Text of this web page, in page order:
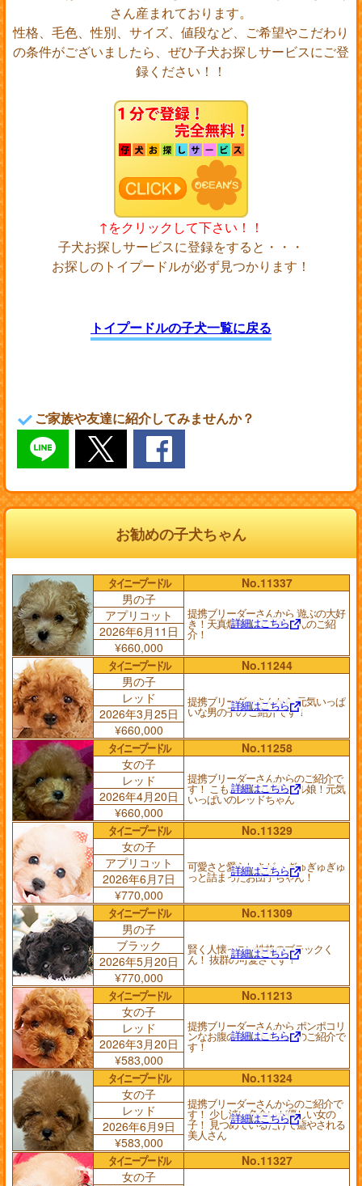
さん産まれております。
性格、毛色、性別、サイズ、値段など、ご希望やこだわり
の条件がございましたら、ぜひ子犬お探しサービスにご登
録ください！！
↑をクリックして下さい！！
子犬お探しサービスに登録をすると・・・
お探しのトイプードルが必ず見つかります！
トイプードルの子犬一覧に戻る
ご家族や友達に紹介してみませんか？
お勧めの子犬ちゃん
タイニープードル
No.11337
男の子
提携ブリーダーさんから 遊ぶの大好
き！天真爛漫な アプリくんのご紹
介！
詳細はこちら
アプリコット
2026年6月11日
¥660,000
タイニープードル
No.11244
男の子
提携ブリーダーさんから 元気いっぱ
いな男の子の ご紹介です！
詳細はこちら
レッド
2026年3月25日
¥660,000
タイニープードル
No.11258
女の子
提携ブリーダーさんからのご紹介で
す！ こもこ爆毛のパワフル娘！元気
いっぱいのレッドちゃん
詳細はこちら
レッド
2026年4月20日
¥660,000
タイニープードル
No.11329
女の子
可愛さと愛らしさが、 ぎゅぎゅぎゅ
っと詰まったお団子ちゃん！
詳細はこちら
アプリコット
2026年6月7日
¥770,000
タイニープードル
No.11309
男の子
賢く人懐っこい性格のブラックく
ん！ 抜群の可愛さです！
詳細はこちら
ブラック
2026年5月20日
¥770,000
タイニープードル
No.11213
女の子
提携ブリーダーさんから ポンポコリ
ンなお腹の レッドちゃんのご紹介で
す！
詳細はこちら
レッド
2026年3月20日
¥583,000
タイニープードル
No.11324
女の子
提携ブリーダーさんからのご紹介で
す！ 少し淡い色合いが優しい女の
子！ 見つめているだけで癒やされる
美人さん
詳細はこちら
レッド
2026年6月9日
¥583,000
タイニープードル
No.11327
女の子